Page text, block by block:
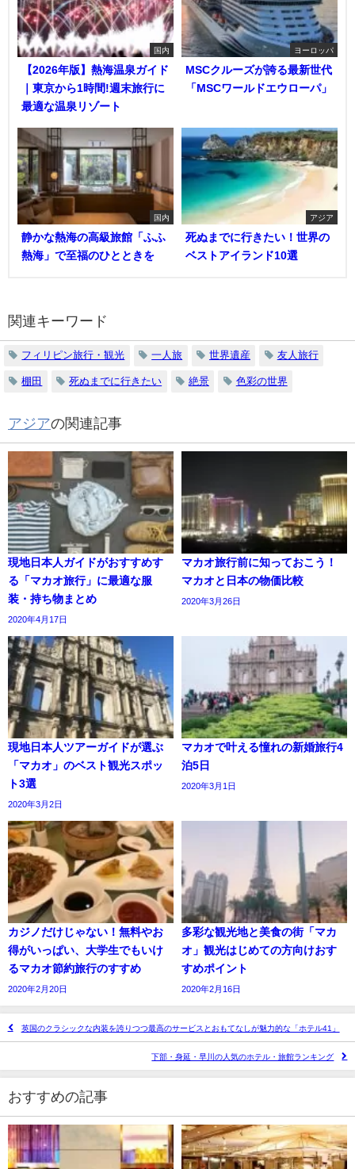
国内
【2026年版】熱海温泉ガイド
｜東京から1時間!週末旅行に
最適な温泉リゾート
ヨーロッパ
MSCクルーズが誇る最新世代
「MSCワールドエウローパ」
国内
静かな熱海の高級旅館「ふふ
熱海」で至福のひとときを
アジア
死ぬまでに行きたい！世界の
ベストアイランド10選
関連キーワード
フィリピン旅行・観光 一人旅 世界遺産 友人旅行
棚田 死ぬまでに行きたい 絶景 色彩の世界
アジアの関連記事
現地日本人ガイドがおすすめす
る「マカオ旅行」に最適な服
装・持ち物まとめ
2020年4月17日
マカオ旅行前に知っておこう！
マカオと日本の物価比較
2020年3月26日
現地日本人ツアーガイドが選ぶ
「マカオ」のベスト観光スポッ
ト3選
2020年3月2日
マカオで叶える憧れの新婚旅行4
泊5日
2020年3月1日
カジノだけじゃない！無料やお
得がいっぱい、大学生でもいけ
るマカオ節約旅行のすすめ
2020年2月20日
多彩な観光地と美食の街「マカ
オ」観光はじめての方向けおす
すめポイント
2020年2月16日
英国のクラシックな内装を誇りつつ最高のサービスとおもてなしが魅力的な「ホテル41」
下部・身延・早川の人気のホテル・旅館ランキング
おすすめの記事